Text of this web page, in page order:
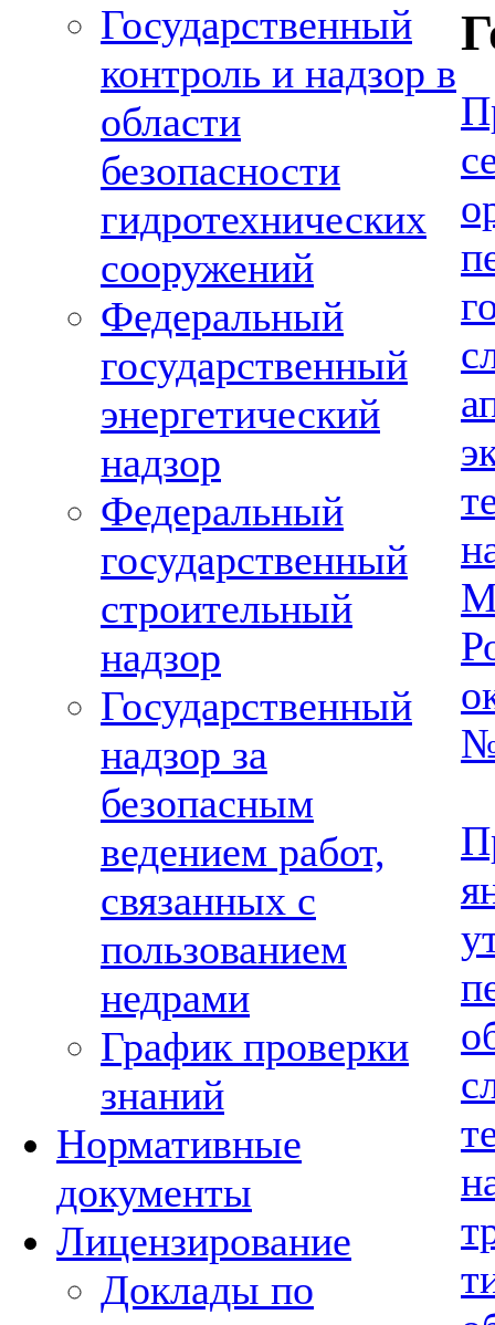
Государственный
контроль и надзор в
области
безопасности
гидротехнических
сооружений
Федеральный
государственный
энергетический
надзор
Федеральный
государственный
строительный
надзор
Государственный
надзор за
безопасным
ведением работ,
связанных с
пользованием
недрами
График проверки
знаний
Нормативные
документы
Лицензирование
Доклады по
№